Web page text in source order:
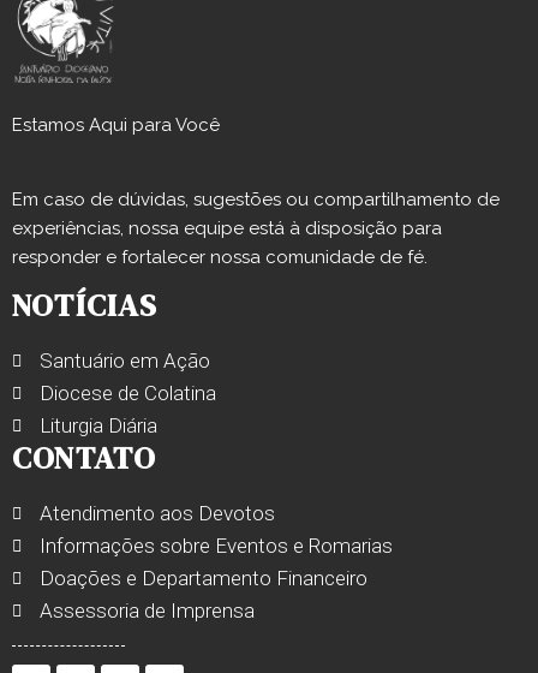
Estamos Aqui para Você
Em caso de dúvidas, sugestões ou compartilhamento de
experiências, nossa equipe está à disposição para
responder e fortalecer nossa comunidade de fé.
NOTÍCIAS
Santuário em Ação
Diocese de Colatina
Liturgia Diária
CONTATO
Atendimento aos Devotos
Informações sobre Eventos e Romarias
Doações e Departamento Financeiro
Assessoria de Imprensa